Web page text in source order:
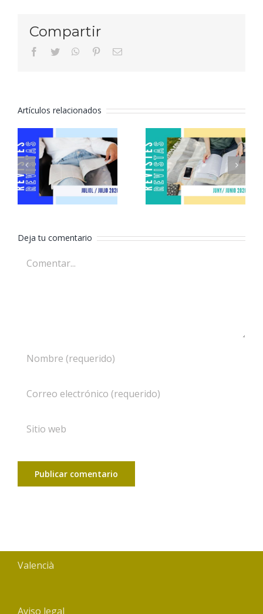
Compartir
facebooktwitter whatsapppinterestCorreo
Artículos relacionados
Revistas
julio 2026
Revistas
junio 2026
Deja tu comentario
Comentar
Valencià
Aviso legal